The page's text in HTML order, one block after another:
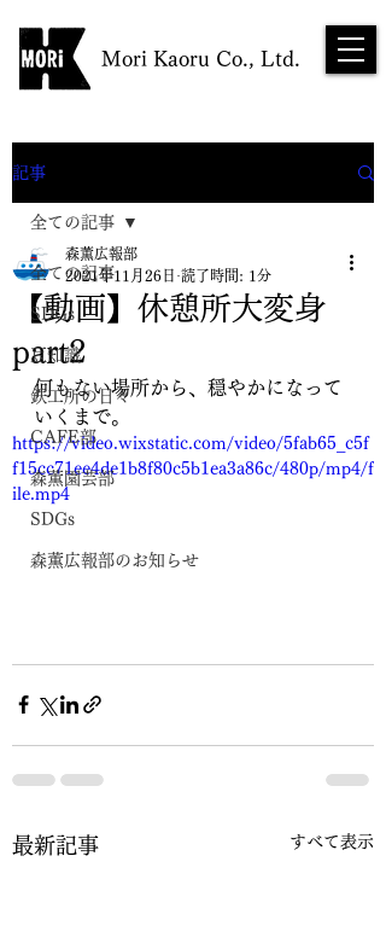
Mori Kaoru Co., Ltd.
NEWS
記事
全ての記事
SDGs
豆知識
鉄工所の日々
CAFE部
森薫園芸部
SDGs
森薫広報部のお知らせ
全ての記事
【動画】休憩所大変身
part2
森薫広報部
2021年11月26日 読了時間: 1分
何もない場所から、穏やかになって
いくまで。
https://video.wixstatic.com/video/5fab65_c5f
f15cc71ee4de1b8f80c5b1ea3a86c/480p/mp4/f
ile.mp4
最新記事 すべて表示